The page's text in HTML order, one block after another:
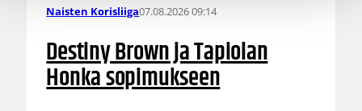
Naisten Korisliiga07.08.2026 09:14
Destiny Brown ja Tapiolan
Honka sopimukseen